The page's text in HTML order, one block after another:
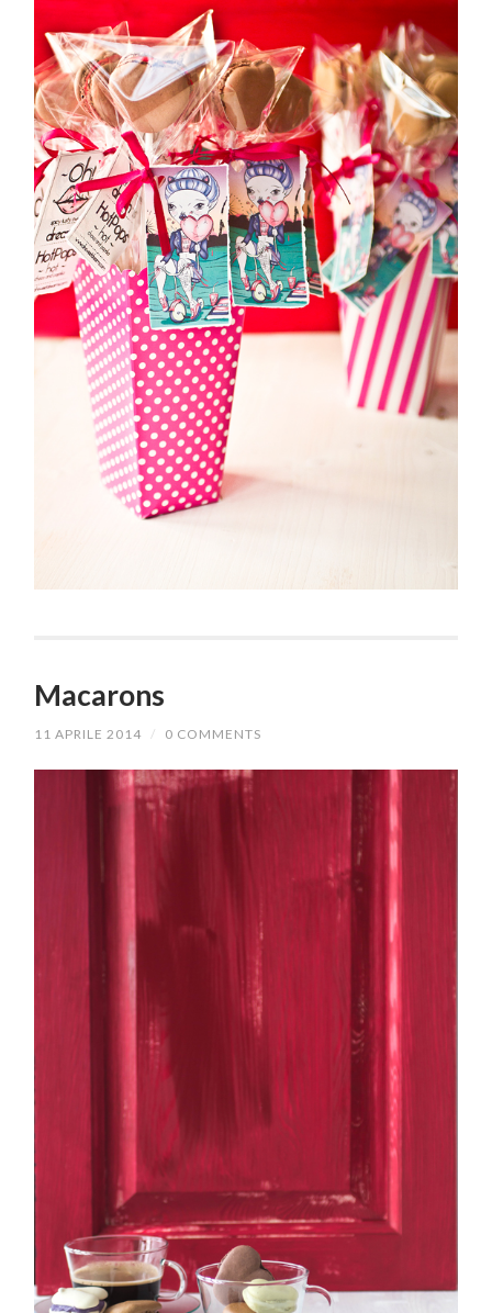
Macarons
11 APRILE 2014 / 0 COMMENTS